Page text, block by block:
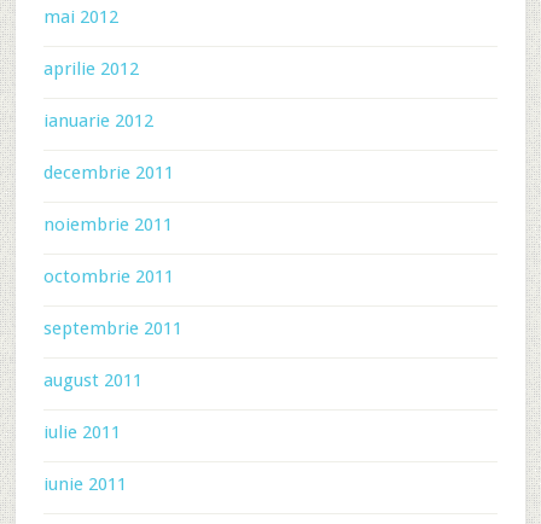
mai 2012
aprilie 2012
ianuarie 2012
decembrie 2011
noiembrie 2011
octombrie 2011
septembrie 2011
august 2011
iulie 2011
iunie 2011